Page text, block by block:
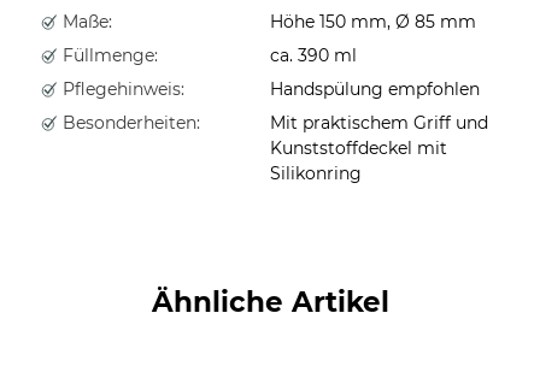
Maße:
Höhe 150 mm, Ø 85 mm
Füllmenge:
ca. 390 ml
Pflegehinweis:
Handspülung empfohlen
Besonderheiten:
Mit praktischem Griff und
Kunststoffdeckel mit
Silikonring
Ähnliche Artikel